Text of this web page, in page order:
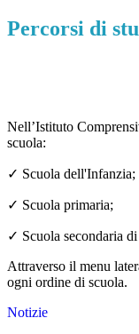
Percorsi di
Nell’Istituto
scuola:
✓ Scuola dell'Infanzia;
✓ Scuola primaria;
✓ Scuola secondaria
Attraverso il menu
ogni ordine di scuola.
Notizie